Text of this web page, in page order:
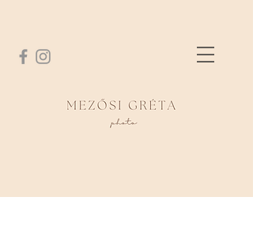
fotózás
családi fotózás
eskuvo fotozas
újszülött fotózás
Mezősi Gréta